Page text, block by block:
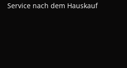
Service nach dem Hauskauf